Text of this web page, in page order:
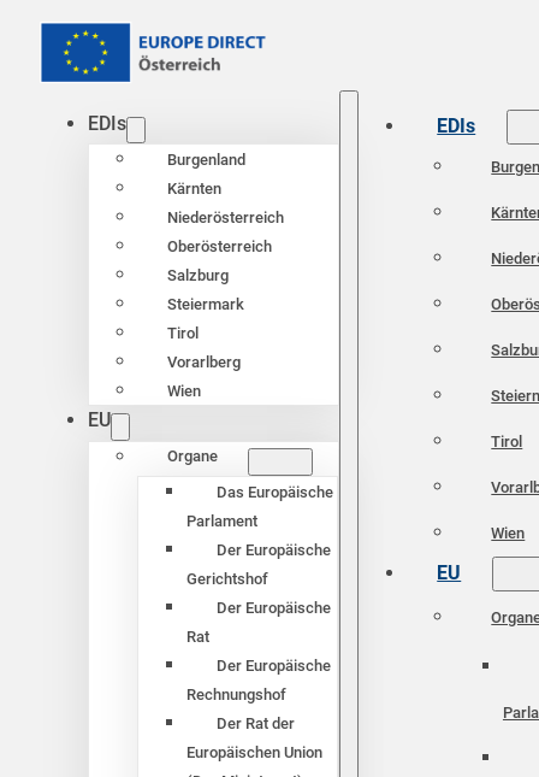
EDIs
Burgenland
Kärnten
Niederösterreich
Oberösterreich
Salzburg
Steiermark
Tirol
Vorarlberg
Wien
EU
Organe
Das Europäische
Parlament
Der Europäische
Gerichtshof
Der Europäische
Rat
Der Europäische
Rechnungshof
Der Rat der
Europäischen Union
EDIs
Tirol
Wien
EU